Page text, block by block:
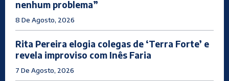
nenhum problema”
8 De Agosto, 2026
Rita Pereira elogia colegas de ‘Terra Forte’ e
revela improviso com Inês Faria
7 De Agosto, 2026